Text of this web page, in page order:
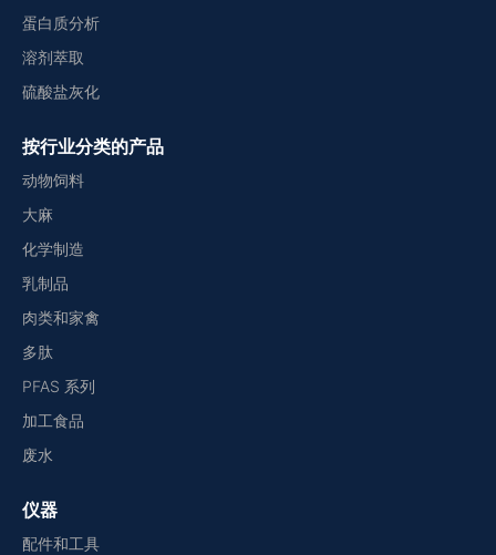
蛋白质分析
溶剂萃取
硫酸盐灰化
按行业分类的产品
动物饲料
大麻
化学制造
乳制品
肉类和家禽
多肽
PFAS 系列
加工食品
废水
仪器
配件和工具